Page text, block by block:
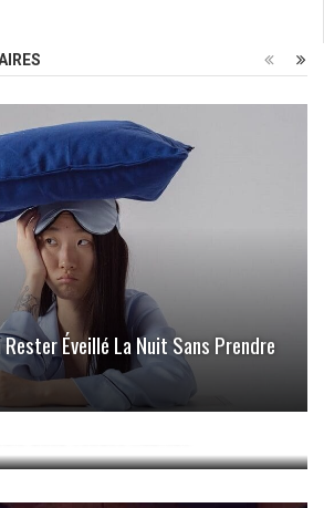
Éveillé La Nuit Sans Prendre
De Paix : Conseils Pour Dénicher La